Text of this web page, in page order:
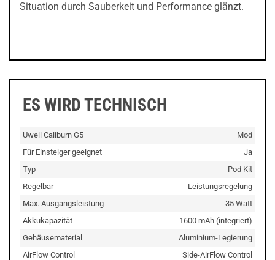
Situation durch Sauberkeit und Performance glänzt.
ES WIRD TECHNISCH
Uwell Caliburn G5
Mod
Für Einsteiger geeignet
Ja
Typ
Pod Kit
Regelbar
Leistungsregelung
Max. Ausgangsleistung
35 Watt
Akkukapazität
1600 mAh (integriert)
Gehäusematerial
Aluminium-Legierung
AirFlow Control
Side-AirFlow Control